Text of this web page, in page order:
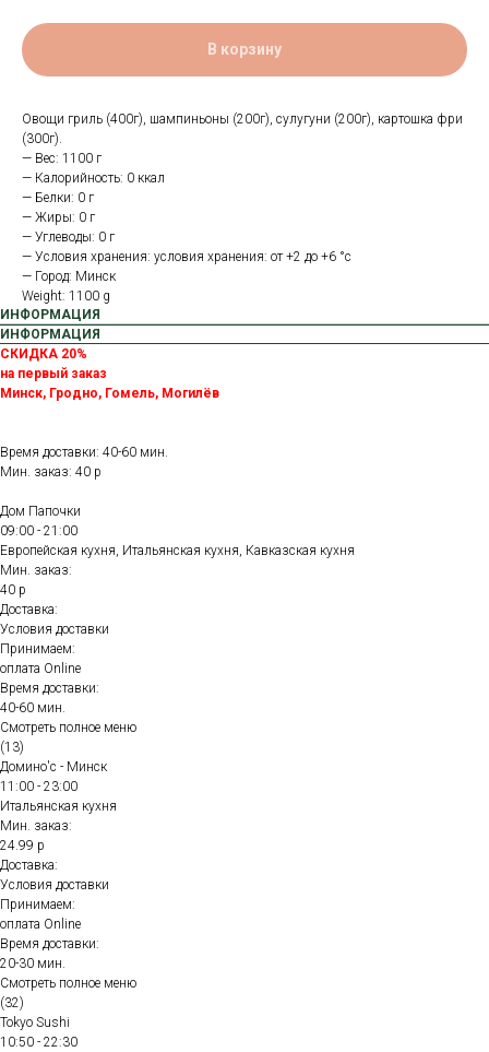
В корзину
Овощи гриль (400г), шампиньоны (200г), сулугуни (200г), картошка фри
(300г).
— Вес: 1100 г
— Калорийность: 0 ккал
— Белки: 0 г
— Жиры: 0 г
— Углеводы: 0 г
— Условия хранения: условия хранения: от +2 до +6 °с
— Город: Минск
Weight: 1100 g
ИНФОРМАЦИЯ
ИНФОРМАЦИЯ
СКИДКА 20%
на первый заказ
Минск, Гродно, Гомель, Могилёв
Время доставки: 40-60 мин.
Мин. заказ: 40 р
Дом Папочки
09:00 - 21:00
Европейская кухня, Итальянская кухня, Кавказская кухня
Мин. заказ:
40 р
Доставка:
Условия доставки
Принимаем:
оплата Online
Время доставки:
40-60 мин.
Смотреть полное меню
(13)
Домино'с - Минск
11:00 - 23:00
Итальянская кухня
Мин. заказ:
24.99 р
Доставка:
Условия доставки
Принимаем:
оплата Online
Время доставки:
20-30 мин.
Смотреть полное меню
(32)
Tokyo Sushi
10:50 - 22:30